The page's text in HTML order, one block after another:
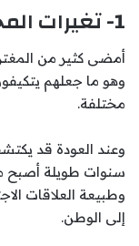
1- تغيرات المجتمع خلال سنوات الغياب
وهو ما جعلهم
مختلفة.
وعند العودة قد
سنوات طويلة أصبح
وطبيعة العلاقات
إلى الوطن.